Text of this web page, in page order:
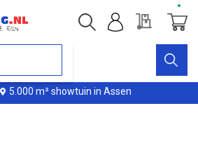
5.000 m² showtuin in Assen
Offerte